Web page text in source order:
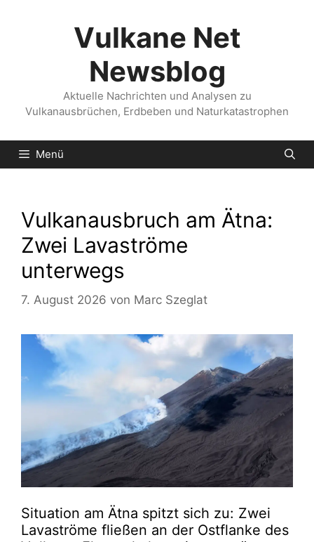
Vulkane Net
Newsblog
Aktuelle Nachrichten und Analysen zu
Vulkanausbrüchen, Erdbeben und Naturkatastrophen
Menü
Vulkanausbruch am Ätna:
Zwei Lavaströme
unterwegs
7. August 2026 von Marc Szeglat
Situation am Ätna spitzt sich zu: Zwei
Lavaströme fließen an der Ostflanke des